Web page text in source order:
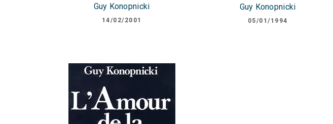
Guy Konopnicki
14/02/2001
Guy Konopnicki
05/01/1994